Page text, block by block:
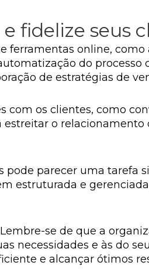
fidelize seus
online, como
do processo
de estratégias de
os clientes, como
estreitar o
parecer uma tarefa
estruturada e
se de que a
necessidades e às do
e alcançar ótimos